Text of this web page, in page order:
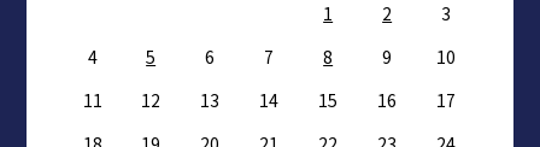
1 2
3
4
5 6 7 8 9
10
11
12 13 14 15 16
17